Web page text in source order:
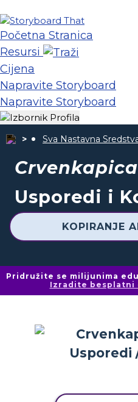
Početna Stranica
Resursi
Cijena
Napravite Storyboard
Napravite Storyboard
Sva Nastavna
Usporedi i
KOPIRANJE
Pridružite se milijunima
Izradite besplatni